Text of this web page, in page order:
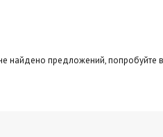
найдено предложений, попробуйте